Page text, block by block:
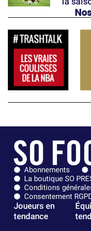
Abonnements
La boutique SO
Conditions
Consentement
Joueurs en
tendance